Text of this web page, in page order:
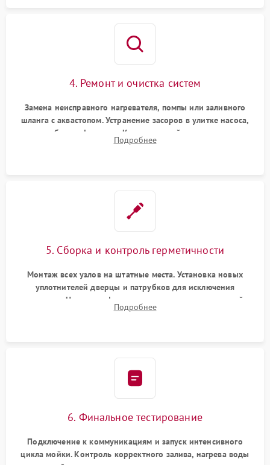
4. Ремонт и очистка систем
Замена неисправного нагревателя, помпы или заливного
шланга с аквастопом. Устранение засоров в улитке насоса,
патрубках и фильтрах. Компонентный ремонт платы
управления, восстановление поврежденной проводки.
Подробнее
5. Сборка и контроль герметичности
Монтаж всех узлов на штатные места. Установка новых
уплотнителей дверцы и патрубков для исключения
протечек. Надежная фиксация хомутов гидравлической
системы, сборка корпуса и установка датчика поплавка.
Подробнее
6. Финальное тестирование
Подключение к коммуникациям и запуск интенсивного
цикла мойки. Контроль корректного залива, нагрева воды